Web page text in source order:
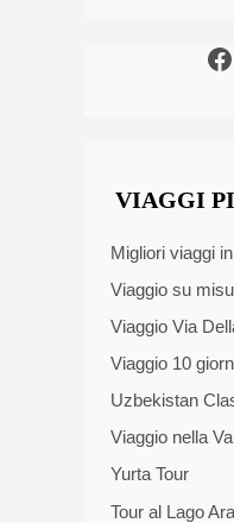
VIAGGI
Migliori viaggi
Viaggio su
Viaggio Via
Viaggio 10
Uzbekistan
Viaggio nella
Yurta Tour
Tour al Lago